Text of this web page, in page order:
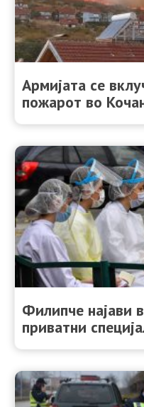
Армијата се
пожарот во
Филипче најави
приватни